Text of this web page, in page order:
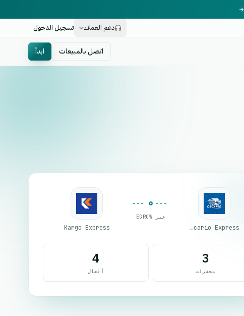
دعم العملاء تسجيل الدخول
اتصل بالمبيعات ابدأ
Oscario Express
عبر EGROW
Kargo Express
3
محفزات
4
أفعال